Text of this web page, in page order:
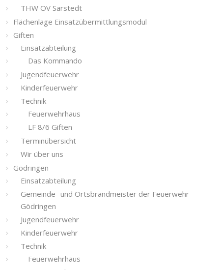
THW OV Sarstedt
Flächenlage Einsatzübermittlungsmodul
Giften
Einsatzabteilung
Das Kommando
Jugendfeuerwehr
Kinderfeuerwehr
Technik
Feuerwehrhaus
LF 8/6 Giften
Terminübersicht
Wir über uns
Gödringen
Einsatzabteilung
Gemeinde- und Ortsbrandmeister der Feuerwehr
Gödringen
Jugendfeuerwehr
Kinderfeuerwehr
Technik
Feuerwehrhaus